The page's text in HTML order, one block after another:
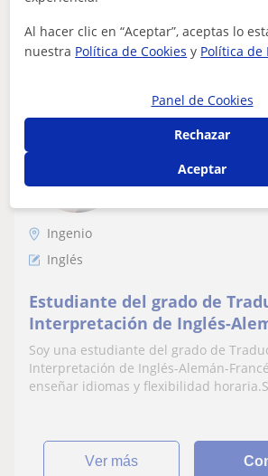
ver más
Lucía
Ingenio
Inglés
Estudiante del grado de
Interpretación de Inglés-
Soy una estudiante del grado de
Interpretación de Inglés-Alemán-
enseñar idiomas y flexibilidad
ver más
Al hacer clic en “Aceptar”, aceptas lo
nuestra Política de Cookies y Política de
Panel de Cookies
Rechazar
Aceptar